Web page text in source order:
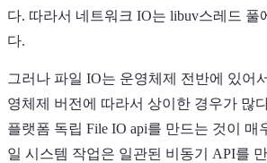
다. 따라서 네트워크 IO는 libuv스레드 풀
다.
그러나 파일 IO는 운영체제 전반에 있어
영체제 버전에 따라서 상이한 경우가 많
플랫폼 독립 File IO api를 만드는 것이 매
일 시스템 작업은 일관된 비동기 API를